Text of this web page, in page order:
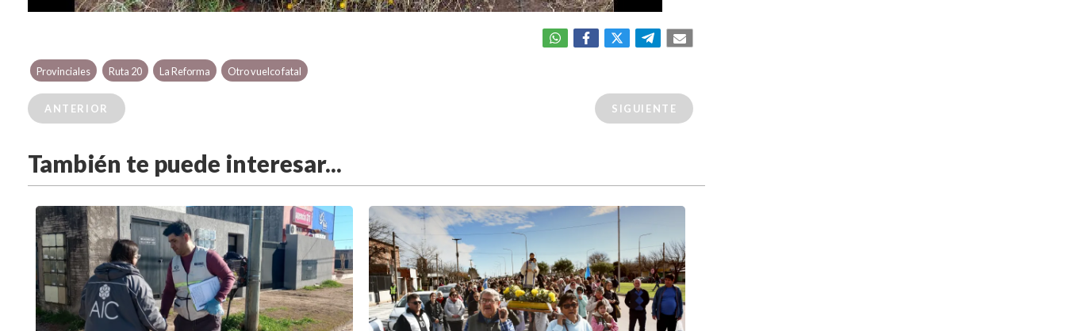
Provinciales Ruta 20 La Reforma Otro vuelco fatal
ANTERIOR SIGUIENTE
También te puede interesar...